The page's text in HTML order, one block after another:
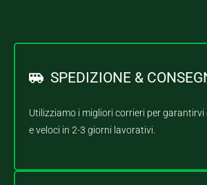
SPEDIZIONE &
Utilizziamo i migliori corrieri per garantirvi
e veloci in 2-3 giorni lavorativi.